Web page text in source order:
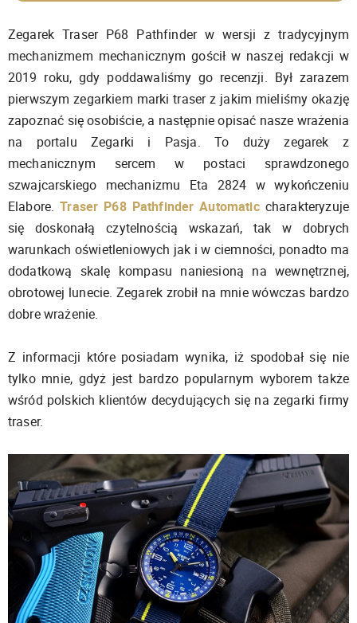
Zegarek Traser P68 Pathfinder w wersji z tradycyjnym
mechanizmem mechanicznym gościł w naszej redakcji w
2019 roku, gdy poddawaliśmy go recenzji. Był zarazem
pierwszym zegarkiem marki traser z jakim mieliśmy okazję
zapoznać się osobiście, a następnie opisać nasze wrażenia
na portalu Zegarki i Pasja. To duży zegarek z
mechanicznym sercem w postaci sprawdzonego
szwajcarskiego mechanizmu Eta 2824 w wykończeniu
Elabore.Traser P68 Pathfinder Automaticcharakteryzuje
się doskonałą czytelnością wskazań, tak w dobrych
warunkach oświetleniowych jak i w ciemności, ponadto ma
dodatkową skalę kompasu naniesioną na wewnętrznej,
obrotowej lunecie. Zegarek zrobił na mnie wówczas bardzo
dobre wrażenie.
Z informacji które posiadam wynika, iż spodobał się nie
tylko mnie, gdyż jest bardzo popularnym wyborem także
wśród polskich klientów decydujących się na zegarki firmy
traser.